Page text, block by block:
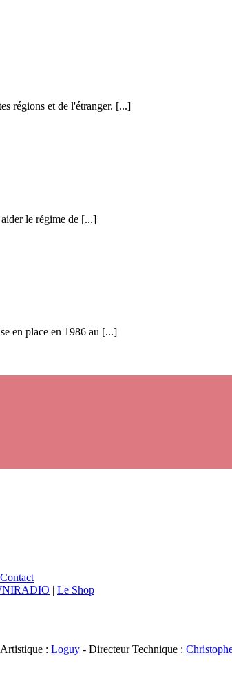
régions et de l'étranger. [...]
le régime de [...]
en place en 1986 au [...]
Contact
Le Shop
: Loguy - Directeur Technique :